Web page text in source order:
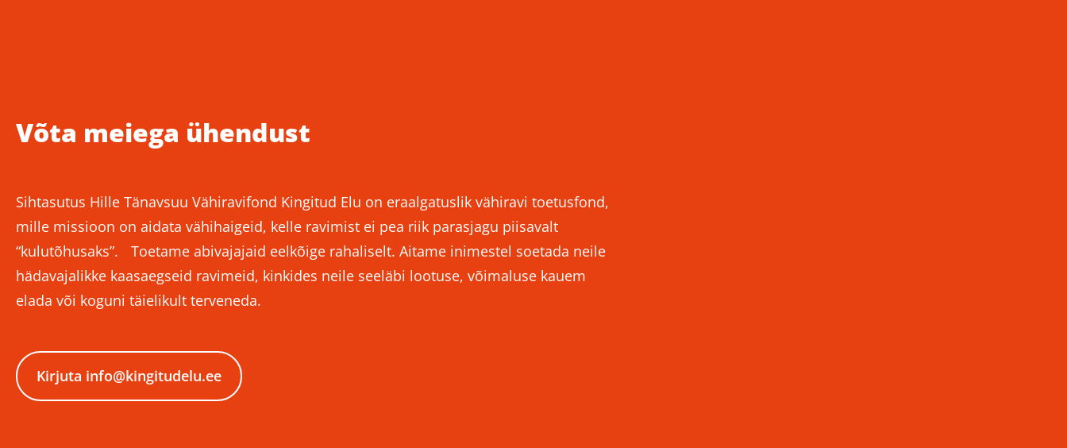
Võta meiega ühendust
Sihtasutus Hille Tänavsuu Vähiravifond Kingitud Elu on eraalgatuslik vähiravi toetusfond,
mille missioon on aidata vähihaigeid, kelle ravimist ei pea riik parasjagu piisavalt
“kulutõhusaks”. Toetame abivajajaid eelkõige rahaliselt. Aitame inimestel soetada neile
hädavajalikke kaasaegseid ravimeid, kinkides neile seeläbi lootuse, võimaluse kauem
elada või koguni täielikult terveneda.
Kirjuta info@kingitudelu.ee